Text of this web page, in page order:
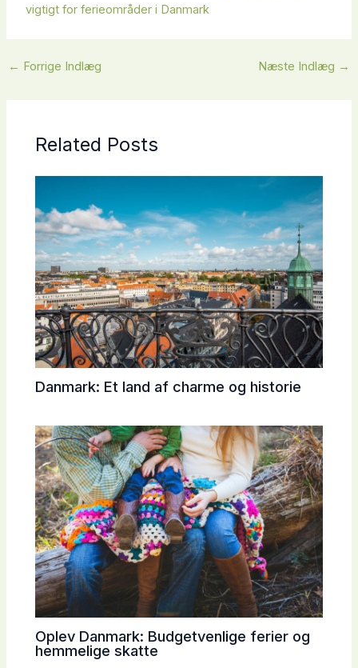
vigtigt for ferieområder i Danmark
← Forrige Indlæg Næste Indlæg →
Related Posts
Danmark: Et land af charme og historie
Oplev Danmark: Budgetvenlige ferier og
hemmelige skatte